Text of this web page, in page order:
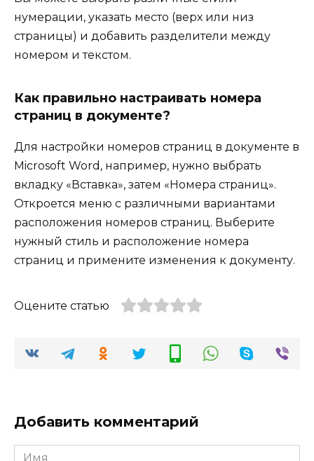
нумерации, указать место (верх или низ
страницы) и добавить разделители между
номером и текстом.
Как правильно настраивать номера
страниц в документе?
Для настройки номеров страниц в документе в
Microsoft Word, например, нужно выбрать
вкладку «Вставка», затем «Номера страниц».
Откроется меню с различными вариантами
расположения номеров страниц. Выберите
нужный стиль и расположение номера
страниц и примените изменения к документу.
Оцените статью
Добавить комментарий
Имя